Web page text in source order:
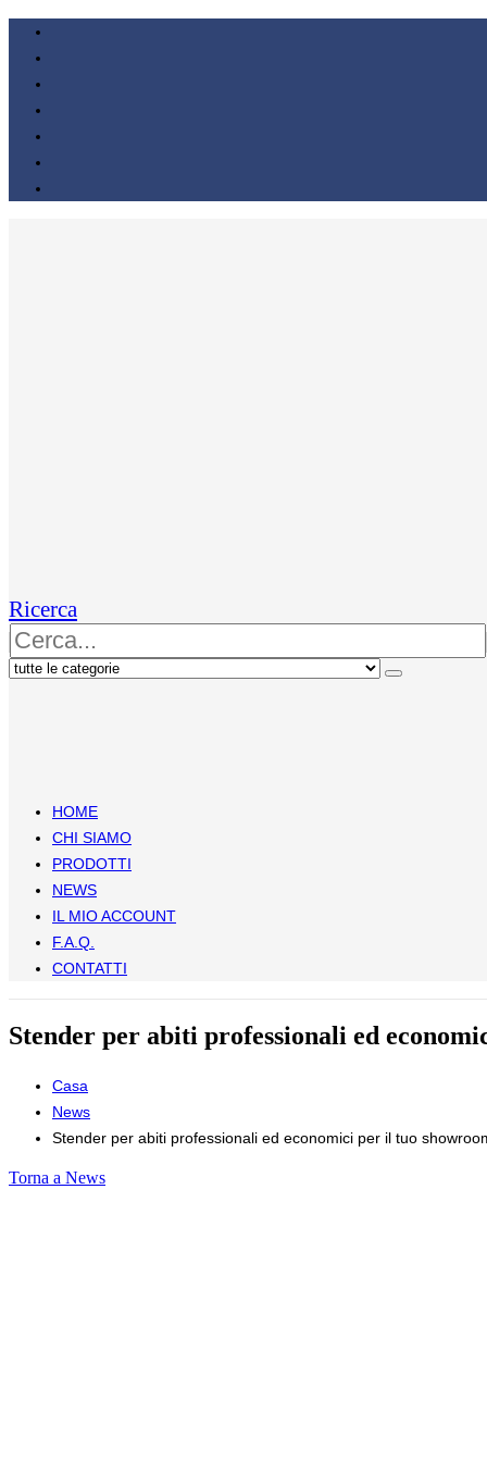
Ricerca
HOME
CHI SIAMO
PRODOTTI
NEWS
IL MIO ACCOUNT
F.A.Q.
CONTATTI
Stender per abiti professionali ed
Casa
News
Stender per abiti professionali ed economici per il tuo
Torna a News